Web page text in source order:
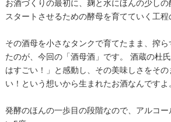
お酒づくりの最初に、麹と水にほんの少し
スタートさせるための酵母を育てていく工程
その酒母を小さなタンクで育てたまま、搾
たのが、今回の「酒母酒」です。 酒蔵の杜
はすごい！」と感動し、その美味しさをそ
い！という想いから生まれたお酒なんですよ
発酵のほんの一歩目の段階なので、アルコ